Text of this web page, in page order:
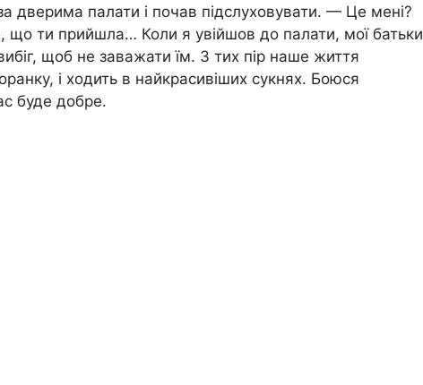
дверима палати і почав підслуховувати. — Це мені?
ти прийшла… Коли я увійшов до палати, мої батьки
щоб не заважати їм. З тих пір наше життя
і ходить в найкрасивіших сукнях. Боюся
буде добре.